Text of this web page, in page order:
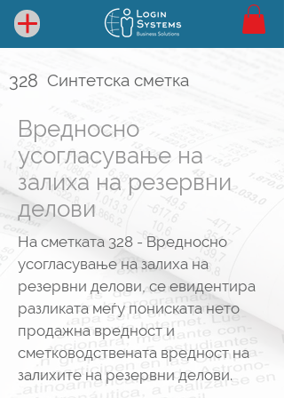
328 Синтетска сметка
Вредносно
усогласување на
залиха на резервни
делови
На сметката 328 - Вредносно
усогласување на залиха на
резервни делови, се евидентира
разликата меѓу пониската нето
продажна вредност и
сметководствената вредност на
залихите на резервни делови.